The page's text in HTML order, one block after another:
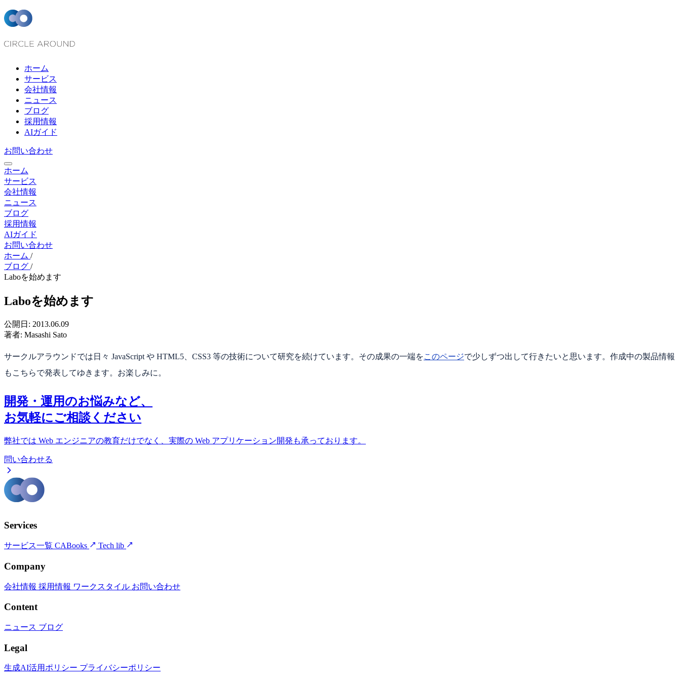
ホーム
サービス
会社情報
ニュース
ブログ
採用情報
AIガイド
お問い合わせ
ホーム
サービス
会社情報
ニュース
ブログ
採用情報
AIガイド
お問い合わせ
ホーム /
ブログ /
Laboを始めます
Laboを始めます
公開日: 2013.06.09
著者: Masashi Sato
サークルアラウンドでは日々 JavaScript や HTML5、CSS3 等の技術について研究を続けています。その成果の一端をこのページで少しずつ出して行きたいと思います。作成中の製品情報
もこちらで発表してゆきます。お楽しみに。
開発・運用のお悩みなど、
お気軽にご相談ください
弊社では Web エンジニアの教育だけでなく、実際の Web アプリケーション開発も承っております。
問い合わせる
Services
サービス一覧 CABooks Tech lib
Company
会社情報 採用情報 ワークスタイル お問い合わせ
Content
ニュース ブログ
Legal
生成AI活用ポリシー プライバシーポリシー